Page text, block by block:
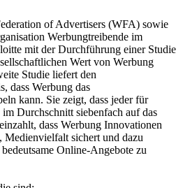
of Advertisers (WFA) sowie
Werbungtreibende im
mit der Durchführung einer Studie
Wert von Werbung
Studie liefert den
dass Werbung das
kann. Sie zeigt, dass jeder für
Durchschnitt siebenfach auf das
dass Werbung Innovationen
sichert und dazu
Online-Angebote zu